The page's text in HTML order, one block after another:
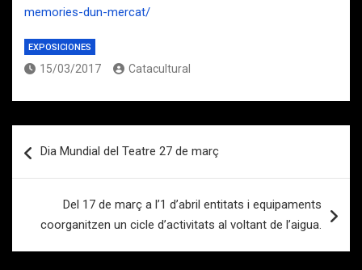
memories-dun-mercat/
EXPOSICIONES
15/03/2017 Catacultural
de
Dia Mundial del Teatre 27 de març
Del 17 de març a l’1 d’abril entitats i equipaments
coorganitzen un cicle d’activitats al voltant de l’aigua.